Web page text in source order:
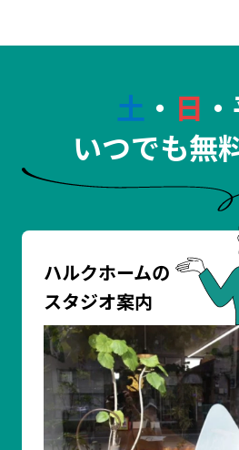
土 ・ 日
いつでも無
ハルクホームの
スタジオ案内